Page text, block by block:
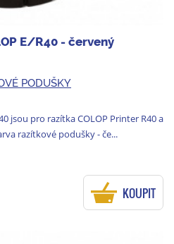
E/R40 - červený
PODUŠKY
jsou pro razítka COLOP Printer R40 a
razítkové podušky - če...
KOUPIT